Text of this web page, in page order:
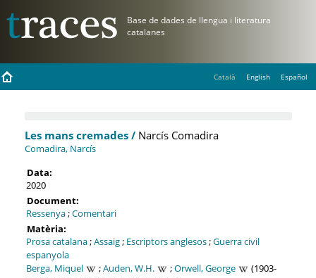
Català English Español
Les mans cremades /Narcís Comadira
Comadira, Narcís
Data:
2020
Document:
Ressenya;Comentari
Matèria:
Prosa catalana;Assaig; Escriptors anglesos;Guerra civil
espanyola
Berga, Miquel
;Auden, W.H. ;Orwell, George
(1903-